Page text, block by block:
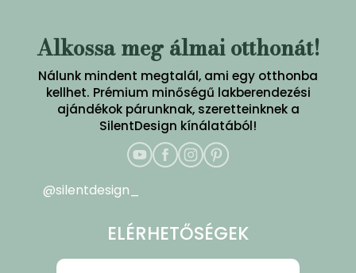
Alkossa meg álmai otthonát!
Nálunk mindent megtalál, ami egy otthonba
kellhet. Prémium minőségű lakberendezési
ajándékok párunknak, szeretteinknek a
SilentDesign kínálatából!
@silentdesign_
ELÉRHETŐSÉGEK